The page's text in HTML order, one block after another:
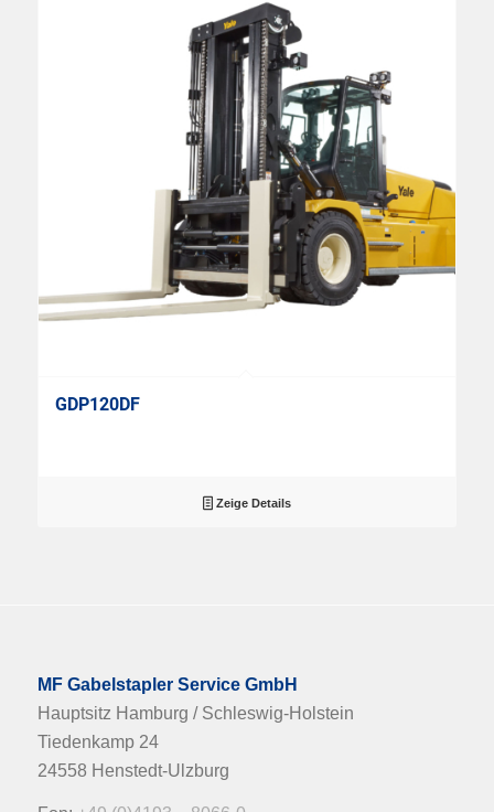
GDP120DF
Zeige Details
MF Gabelstapler Service GmbH
Hauptsitz Hamburg / Schleswig-Holstein
Tiedenkamp 24
24558 Henstedt-Ulzburg